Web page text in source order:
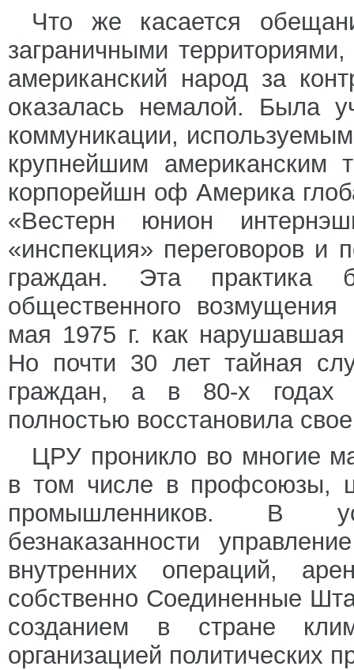
Что же касается
заграничными
американский народ за
оказалась немалой. Была
коммуникации,
крупнейшим
корпорейшн оф Америка
«Вестерн юнион
«инспекция» переговоров и
граждан. Эта практика
общественного возмущения
мая 1975 г. как нарушавшая
Но почти 30 лет тайная
граждан, а в 80-х годах
полностью восстановила
ЦРУ проникло во многие
в том числе в профсоюзы,
промышленников. В
безнаказанности
внутренних операций,
собственно Соединенные
созданием в стране
организацией политических